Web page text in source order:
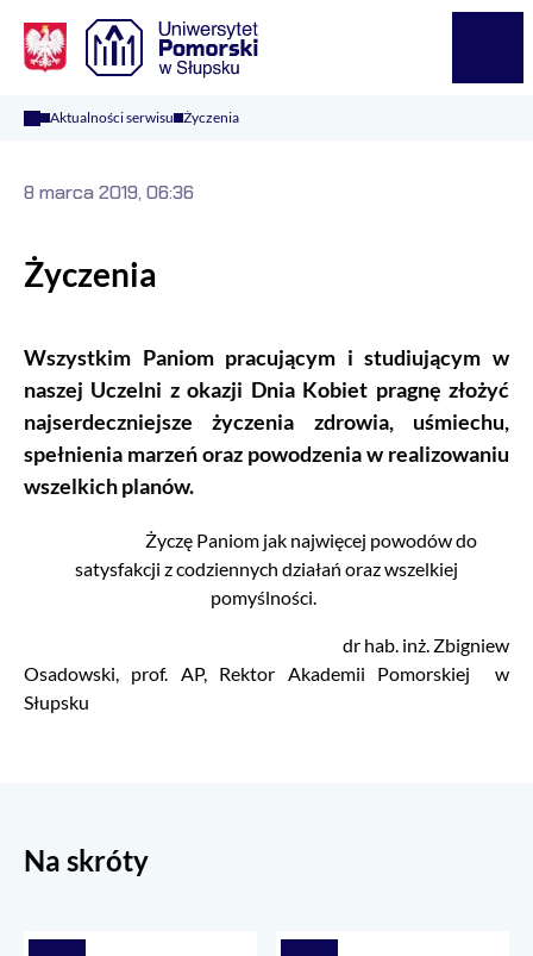
Aktualności serwisu Życzenia
Życzenia
Wszystkim Paniom pracującym i studiującym w
naszej Uczelni z okazji Dnia Kobiet pragnę złożyć
najserdeczniejsze życzenia zdrowia, uśmiechu,
spełnienia marzeń oraz powodzenia w realizowaniu
wszelkich planów.
8 marca 2019, 06:36
Życzę Paniom jak najwięcej powodów do
satysfakcji z codziennych działań oraz wszelkiej
pomyślności.
dr hab. inż. Zbigniew
Osadowski, prof. AP, Rektor Akademii Pomorskiej w
Słupsku
Na skróty